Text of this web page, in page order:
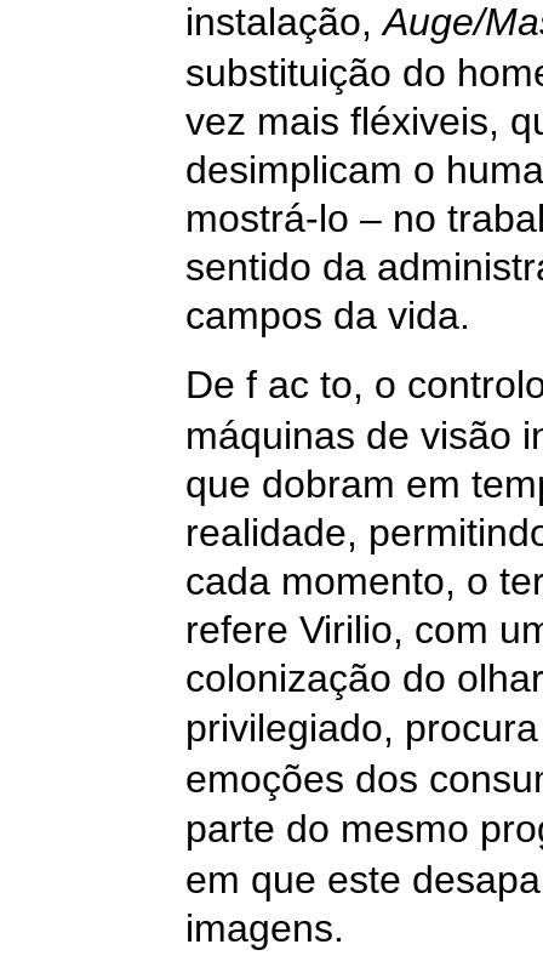
instalação,Auge/
substituição do
vez mais fléxiveis,
desimplicam o
mostrá-lo – no
sentido da
campos da vida.
De f ac to, o
máquinas de visão
que dobram em
realidade,
cada momento, o
refere Virilio, com
colonização do
privilegiado,
emoções dos
parte do mesmo
em que este
imagens.